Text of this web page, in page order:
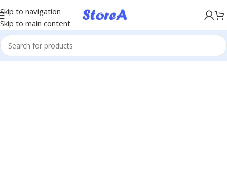
Skip to navigation
Skip to main content
KÖP NU, BETALA SENARE MED KLARNA